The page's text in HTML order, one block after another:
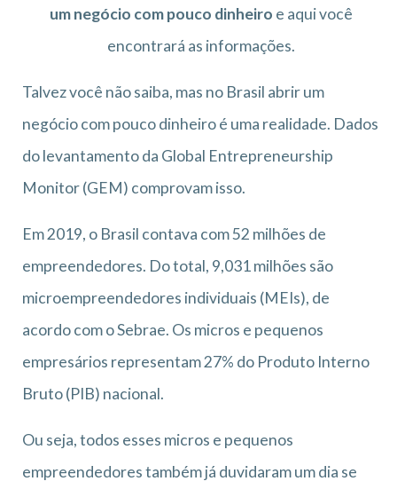
um negócio com pouco dinheiro e aqui você
encontrará as informações.
Talvez você não saiba, mas no Brasil abrir um
negócio com pouco dinheiro é uma realidade. Dados
do levantamento da Global Entrepreneurship
Monitor (GEM) comprovam isso.
Em 2019, o Brasil contava com 52 milhões de
empreendedores. Do total, 9,031 milhões são
microempreendedores individuais (MEIs), de
acordo com o Sebrae. Os micros e pequenos
empresários representam 27% do Produto Interno
Bruto (PIB) nacional.
Ou seja, todos esses micros e pequenos
empreendedores também já duvidaram um dia se